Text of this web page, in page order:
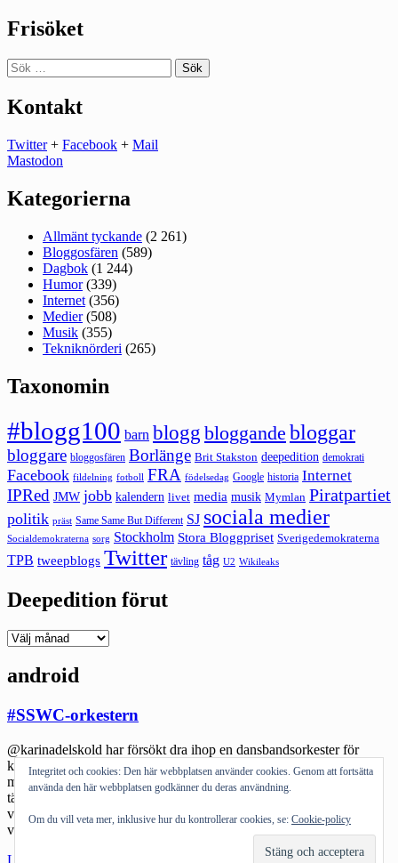
Frisöket
Sök
efter:
Kontakt
Twitter+ Facebook + Mail
Mastodon
Kategorierna
Allmänt tyckande (2 261)
Bloggosfären (589)
Dagbok (1 244)
Humor(339)
Internet (356)
Medier(508)
Musik (355)
Tekniknörderi (265)
Taxonomin
#blogg100 barn blogg bloggande bloggar
bloggare bloggosfären Borlänge Brit Stakston deepedition demokrati
Facebook fildelning fotboll FRA födelsedag Google historia Internet
IPRed JMW jobb kalendern livet media musik Mymlan Piratpartiet
politik präst Same Same But Different SJ sociala medier
Socialdemokraterna sorg Stockholm Stora Bloggpriset Sverigedemokraterna
TPB tweepblogs Twitter tävling tåg U2 Wikileaks
Deepedition förut
Deepedition
android
#SSWC-orkestern
@karinadelskold har försökt dra ihop en dansbandsorkester för
kommande nördhappening SSWC. Det har gått så där. Det är
mycket instrument och skit som ska med. Själv hade jag visserligen
tänkt släpa basen om det fanns en stärkare men… Jag lurade på om
vi inte ändå skulle vara nördiga nog att faktiskt spela dansband på
våra […]
Läs mer
Integritet och cookies: Den här webbplatsen använder cookies. Genom att fortsätta
använda den här webbplatsen godkänner du deras användning.
Om du vill veta mer, inklusive hur du kontrollerar cookies, se: Cookie-policy